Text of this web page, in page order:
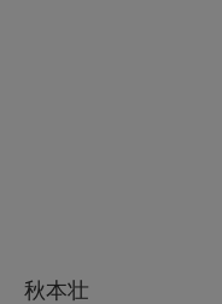
秋本壮